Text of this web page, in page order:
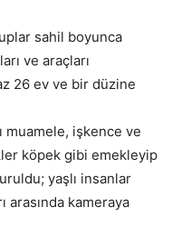
sahil boyunca
ve araçları
26 ev ve bir düzine
muamele, işkence ve
köpek gibi emekleyip
yaşlı insanlar
arasında kameraya